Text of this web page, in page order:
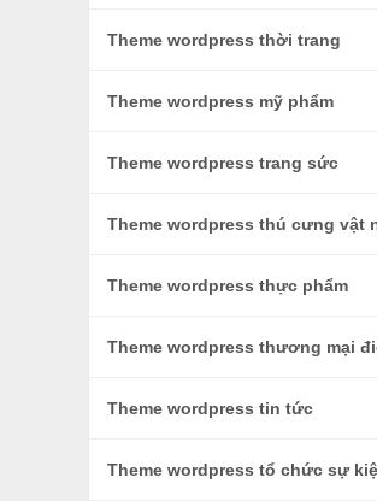
Theme wordpress thời trang
Theme wordpress mỹ phẩm
Theme wordpress trang sức
Theme wordpress thú cưng vật
Theme wordpress thực phẩm
Theme wordpress thương mại
Theme wordpress tin tức
Theme wordpress tổ chức sự